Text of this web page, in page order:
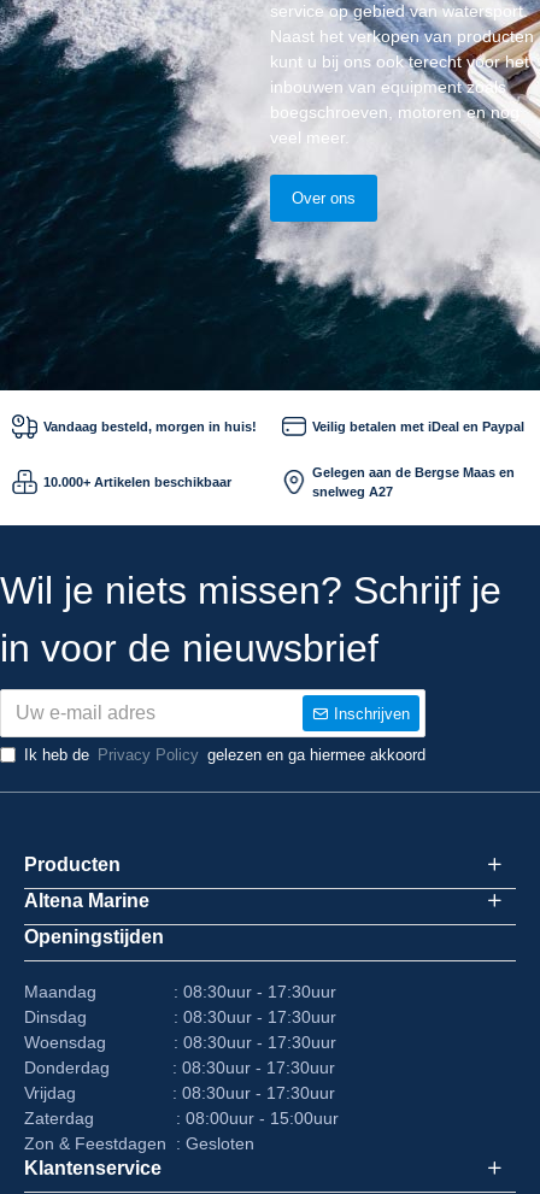
service op gebied van watersport.
Naast het verkopen van producten
kunt u bij ons ook terecht voor het
inbouwen van equipment zoals
boegschroeven, motoren en nog
veel meer.
Over ons
Vandaag besteld, morgen in huis! Veilig betalen met iDeal en Paypal
10.000+ Artikelen beschikbaar
Gelegen aan de Bergse Maas en
snelweg A27
Wil je niets missen? Schrijf je
in voor de nieuwsbrief
Inschrijven
Ik heb de Privacy Policy gelezen en ga hiermee akkoord
Producten
Altena Marine
Openingstijden
Maandag : 08:30uur - 17:30uur
Dinsdag : 08:30uur - 17:30uur
Woensdag : 08:30uur - 17:30uur
Donderdag : 08:30uur - 17:30uur
Vrijdag : 08:30uur - 17:30uur
Zaterdag : 08:00uur - 15:00uur
Zon & Feestdagen : Gesloten
Klantenservice